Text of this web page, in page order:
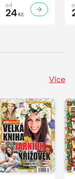
od
24Kč
Více